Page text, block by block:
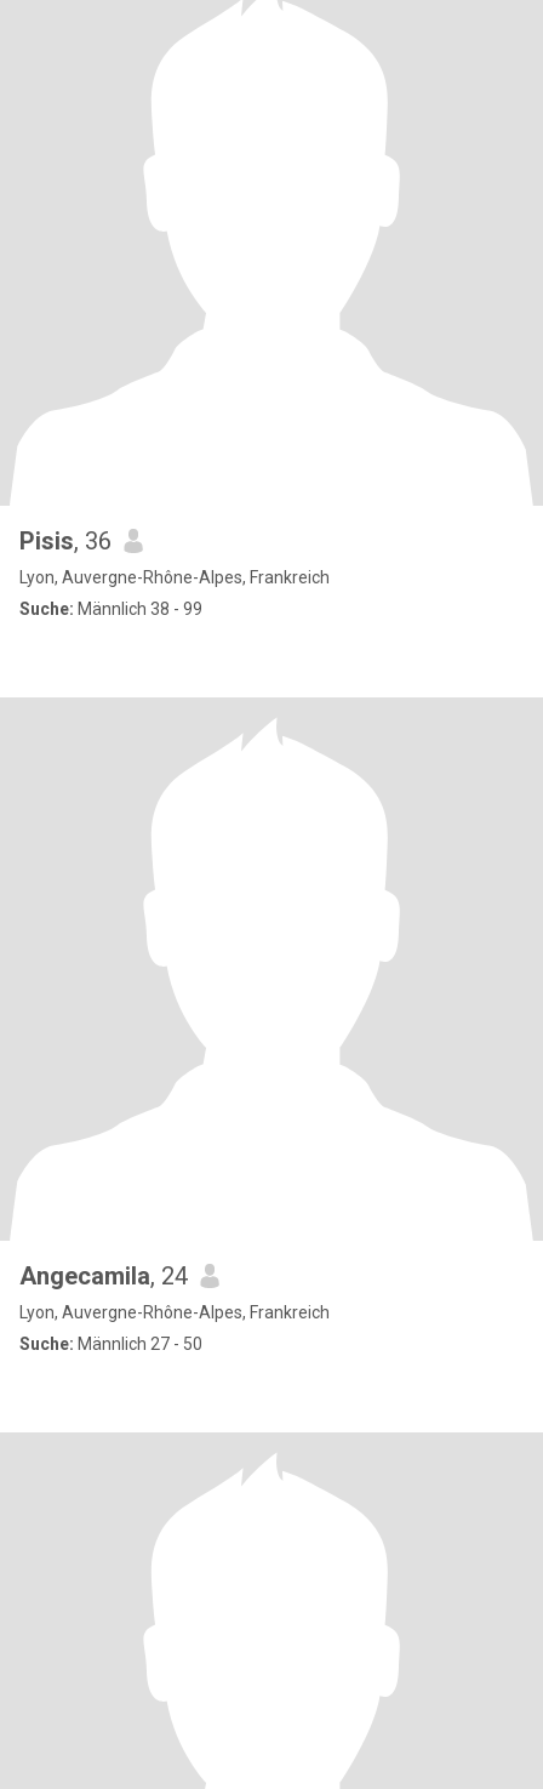
Pisis, 36
Lyon, Auvergne-Rhône-Alpes, Frankreich
Suche: Männlich 38 - 99
Angecamila, 24
Lyon, Auvergne-Rhône-Alpes, Frankreich
Suche: Männlich 27 - 50